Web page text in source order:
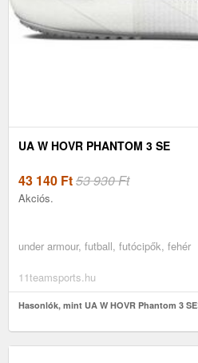
UA W HOVR PHANTOM 3 SE
43 140 Ft53 930 Ft
Akciós.
under armour, futball, futócipők, fehér
11teamsports.hu
Hasonlók, mint UA W HOVR Phantom 3 SE